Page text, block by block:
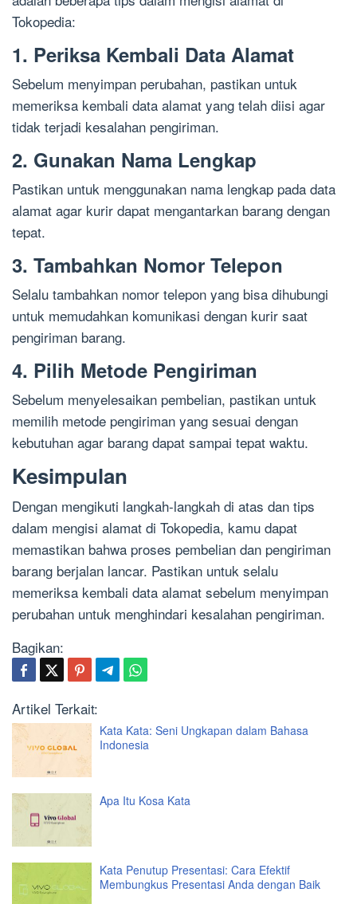
Tokopedia:
1. Periksa Kembali Data Alamat
Sebelum menyimpan perubahan, pastikan untuk
memeriksa kembali data alamat yang telah diisi agar
tidak terjadi kesalahan pengiriman.
2. Gunakan Nama Lengkap
Pastikan untuk menggunakan nama lengkap pada data
alamat agar kurir dapat mengantarkan barang dengan
tepat.
3. Tambahkan Nomor Telepon
Selalu tambahkan nomor telepon yang bisa dihubungi
untuk memudahkan komunikasi dengan kurir saat
pengiriman barang.
4. Pilih Metode Pengiriman
Sebelum menyelesaikan pembelian, pastikan untuk
memilih metode pengiriman yang sesuai dengan
kebutuhan agar barang dapat sampai tepat waktu.
Kesimpulan
Dengan mengikuti langkah-langkah di atas dan tips
dalam mengisi alamat di Tokopedia, kamu dapat
memastikan bahwa proses pembelian dan pengiriman
barang berjalan lancar. Pastikan untuk selalu
memeriksa kembali data alamat sebelum menyimpan
perubahan untuk menghindari kesalahan pengiriman.
Bagikan:
Artikel Terkait:
Kata Kata: Seni Ungkapan dalam Bahasa
Indonesia
Apa Itu Kosa Kata
Kata Penutup Presentasi: Cara Efektif
Membungkus Presentasi Anda dengan Baik